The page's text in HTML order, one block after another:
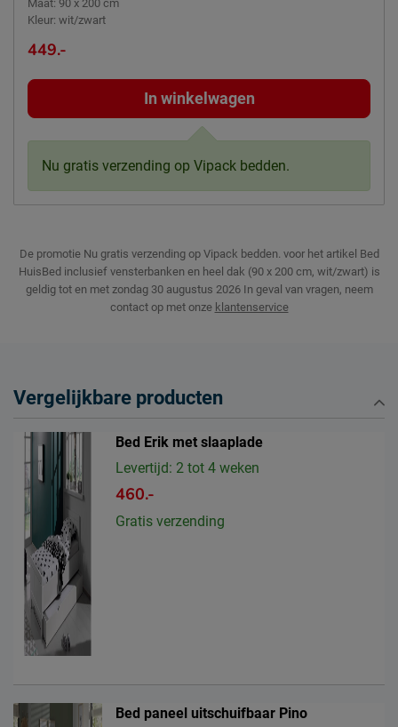
Maat: 90 x 200 cm
Kleur: wit/zwart
449.-
In winkelwagen
Nu gratis verzending op Vipack bedden.
De promotie Nu gratis verzending op Vipack bedden. voor het artikel Bed
HuisBed inclusief vensterbanken en heel dak (90 x 200 cm, wit/zwart) is
geldig tot en met zondag 30 augustus 2026 In geval van vragen, neem
contact op met onze klantenservice
Vergelijkbare producten
Bed Erik met slaaplade
Levertijd: 2 tot 4 weken
460.-
Gratis verzending
Bed paneel uitschuifbaar Pino